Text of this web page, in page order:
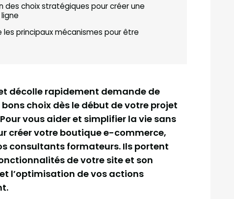
des choix stratégiques pour créer une
les principaux mécanismes pour être
décolle rapidement demande de
choix dès le début de votre projet
vous aider et simplifier la vie sans
créer votre boutique e-commerce,
consultants formateurs. Ils portent
de votre site et son
l’optimisation de vos actions